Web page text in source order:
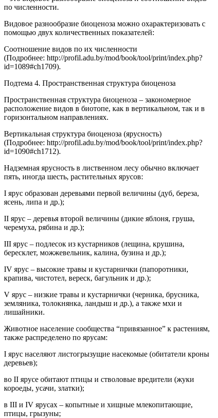
по численности.
Видовое разнообразие биоценоза можно охарактеризовать с
помощью двух количественных показателей:
Соотношение видов по их численности
(Подробнее: http://profil.adu.by/mod/book/tool/print/index.php?
id=1089#ch1709).
Подтема 4. Пространственная структура биоценоза
Пространственная структура биоценоза – закономерное
расположение видов в биотопе, как в вертикальном, так и в
горизонтальном направлениях.
Вертикальная структура биоценоза (ярусность)
(Подробнее: http://profil.adu.by/mod/book/tool/print/index.php?
id=1090#ch1712).
Надземная ярусность в лиственном лесу обычно включает
пять, иногда шесть, растительных ярусов:
I ярус образован деревьями первой величины (дуб, береза,
ясень, липа и др.);
II ярус – деревья второй величины (дикие яблоня, груша,
черемуха, рябина и др.);
III ярус – подлесок из кустарников (лещина, крушина,
бересклет, можжевельник, калина, бузина и др.);
IV ярус – высокие травы и кустарнички (папоротники,
крапива, чистотел, вереск, багульник и др.);
V ярус – низкие травы и кустарнички (черника, брусника,
земляника, толокнянка, ландыш и др.), а также мхи и
лишайники.
Животное население сообщества “привязанное” к растениям,
также распределено по ярусам:
I ярус населяют листогрызущие насекомые (обитатели кроны
деревьев);
во II ярусе обитают птицы и стволовые вредители (жуки
короеды, усачи, златки);
в III и IV ярусах – копытные и хищные млекопитающие,
птицы, грызуны;